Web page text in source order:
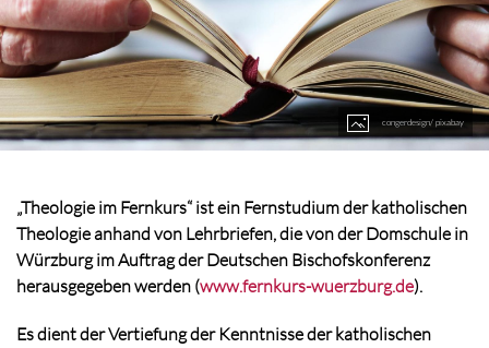
congerdesign/ pixabay
„Theologie im Fernkurs“ ist ein Fernstudium der katholischen
Theologie anhand von Lehrbriefen, die von der Domschule in
Würzburg im Auftrag der Deutschen Bischofskonferenz
herausgegeben werden (www.fernkurs-wuerzburg.de).
Es dient der Vertiefung der Kenntnisse der katholischen